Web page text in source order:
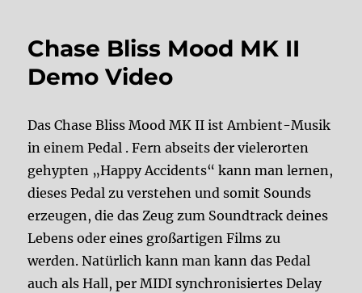
Chase Bliss Mood MK II
Demo Video
Das Chase Bliss Mood MK II ist Ambient-Musik
in einem Pedal . Fern abseits der vielerorten
gehypten „Happy Accidents“ kann man lernen,
dieses Pedal zu verstehen und somit Sounds
erzeugen, die das Zeug zum Soundtrack deines
Lebens oder eines großartigen Films zu
werden. Natürlich kann man kann das Pedal
auch als Hall, per MIDI synchronisiertes Delay